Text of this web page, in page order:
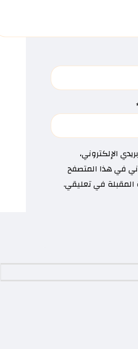
الإلكتروني،
في هذا المتصفح
المقبلة في تعليقي.